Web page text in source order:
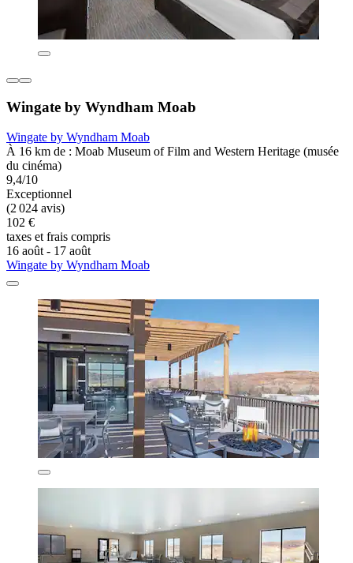
Wingate by Wyndham Moab
Wingate by Wyndham Moab
À 16 km de : Moab Museum of Film and Western Heritage (musée
du cinéma)
9,4/10
Exceptionnel
(2 024 avis)
102 €
taxes et frais compris
16 août - 17 août
Wingate by Wyndham Moab